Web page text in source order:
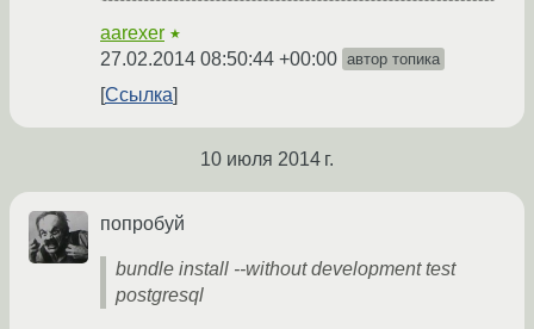
aarexer ★
27.02.2014 08:50:44 +00:00 автор топика
Ссылка
10 июля 2014 г.
попробуй
bundle install --without development test
postgresql